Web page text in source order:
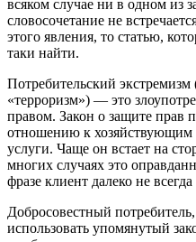
всяком случае ни в одном из
словосочетание не
этого явления, то статью,
таки найти.
Потребительский
«терроризм») — это
правом. Закон о защите прав
отношению к
услуги. Чаще он встает на
многих случаях это
фразе клиент далеко не
Добросовестный
использовать упомянутый